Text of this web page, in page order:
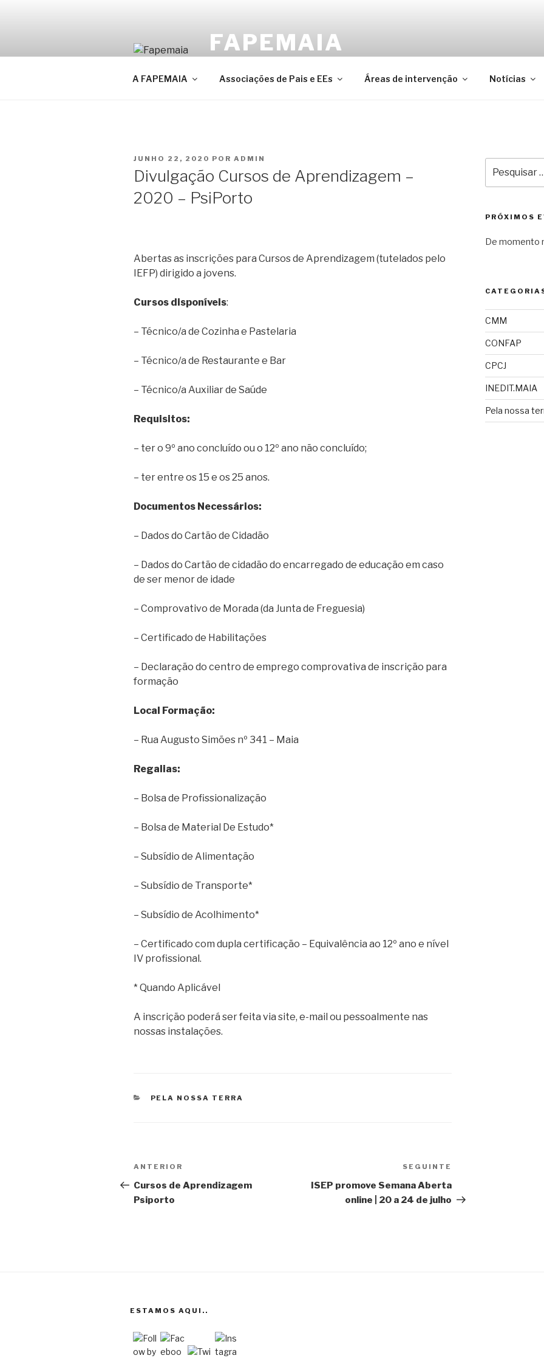
FAPEMAIA
A FAPEMAIA Associações de Pais e EEs Áreas de intervenção Notícias
PUBLICADO
JUNHO 22, 2020 POR ADMIN
Divulgação Cursos de Aprendizagem –
2020 – PsiPorto
Abertas as inscrições para Cursos de Aprendizagem (tutelados pelo
IEFP) dirigido a jovens.
Cursos disponíveis:
– Técnico/a de Cozinha e Pastelaria
– Técnico/a de Restaurante e Bar
– Técnico/a Auxiliar de Saúde
Requisitos:
– ter o 9º ano concluído ou o 12º ano não concluído;
– ter entre os 15 e os 25 anos.
Documentos Necessários:
– Dados do Cartão de Cidadão
– Dados do Cartão de cidadão do encarregado de educação em caso
de ser menor de idade
– Comprovativo de Morada (da Junta de Freguesia)
– Certificado de Habilitações
– Declaração do centro de emprego comprovativa de inscrição para
formação
Local Formação:
– Rua Augusto Simões nº 341 – Maia
Regalias:
– Bolsa de Profissionalização
– Bolsa de Material De Estudo*
– Subsídio de Alimentação
– Subsídio de Transporte*
– Subsídio de Acolhimento*
– Certificado com dupla certificação – Equivalência ao 12º ano e nível
IV profissional.
* Quando Aplicável
A inscrição poderá ser feita via site, e-mail ou pessoalmente nas
nossas instalações.
CATEGORIAS
PELA NOSSA TERRA
Navegação
de
artigos
Conteúdo
anterior
ANTERIOR
Cursos de Aprendizagem
Psiporto
seguinte
SEGUINTE
ISEP promove Semana Aberta
online | 20 a 24 de julho
por:
PRÓXIMOS
De momento
CMM
CONFAP
CPCJ
INEDIT.MAIA
Pela nossa
ESTAMOS AQUI..